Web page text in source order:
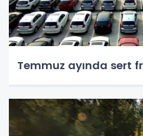
Temmuz ayında sert